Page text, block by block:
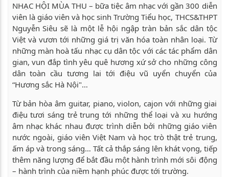
NHẠC HỘI MÙA THU – bữa tiệc âm nhạc với gần 300 diễn
viên là giáo viên và học sinh Trường Tiểu học, THCS&THPT
Nguyễn Siêu sẽ là một lễ hội ngập tràn bản sắc dân tộc
Việt và vươn tới những giá trị văn hóa toàn nhân loại. Từ
những màn hoà tấu nhạc cụ dân tộc với các tác phẩm dân
gian, vun đắp tình yêu quê hương xứ sở cho những công
dân toàn cầu tương lai tới điệu vũ uyển chuyển của
“Hương sắc Hà Nội"…
Từ bản hòa âm guitar, piano, violon, cajon với những giai
điệu tươi sáng trẻ trung tới những thể loại và xu hướng
âm nhạc khác nhau được trình diễn bởi những giáo viên
nước ngoài, giáo viên Việt Nam và học trò thật trẻ trung,
ấm áp và trong sáng… Tất cả thắp sáng lên khát vọng, tiếp
thêm năng lượng để bắt đầu một hành trình mới sôi động
– hành trình của niềm hạnh phúc được tới trường.